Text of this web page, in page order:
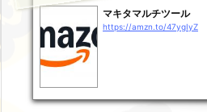
マキタマルチツール
https://amzn.to/47ygIyZ